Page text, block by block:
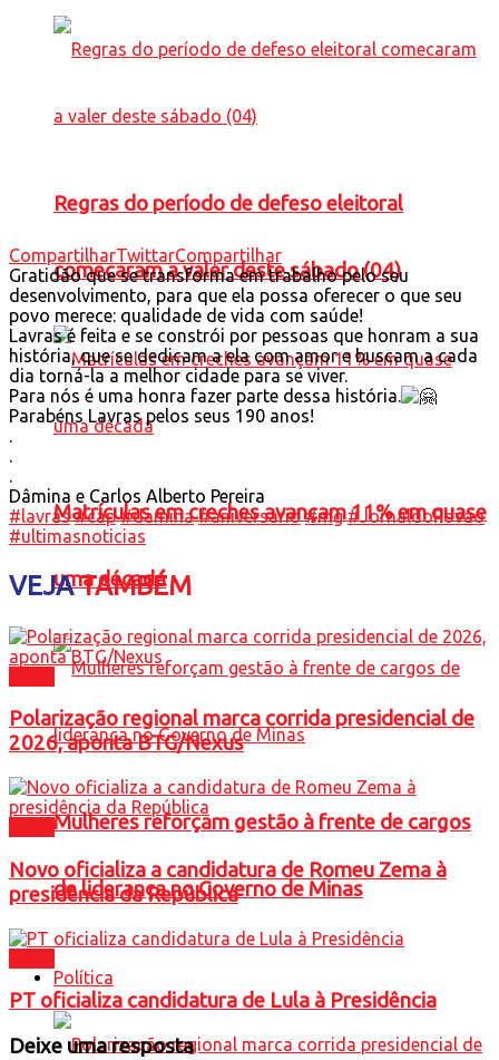
Regras do período de defeso eleitoral
comecaram a valer deste sábado (04)
Matrículas em creches avançam 11% em quase
uma década
Mulheres reforçam gestão à frente de cargos
de liderança no Governo de Minas
Política
CompartilharTwittarCompartilhar
Gratidão que se transforma em trabalho pelo seu
desenvolvimento, para que ela possa oferecer o que seu
povo merece: qualidade de vida com saúde!
Lavras é feita e se constrói por pessoas que honram a sua
história, que se dedicam a ela com amor e buscam a cada
dia torná-la a melhor cidade para se viver.
Para nós é uma honra fazer parte dessa história.
Parabéns Lavras pelos seus 190 anos!
.
.
.
Dâmina e Carlos Alberto Pereira
#lavras #cap #damina #aniversario #mg #JornaldoPovao
#ultimasnoticias
VEJATAMBÉM
Polarização regional marca corrida presidencial de
2026, aponta BTG/Nexus
Novo oficializa a candidatura de Romeu Zema à
presidência da República
PT oficializa candidatura de Lula à Presidência
Deixe uma resposta